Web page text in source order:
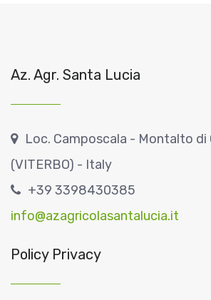
Az. Agr. Santa Lucia
Loc. Camposcala - Montalto di
(VITERBO) - Italy
+39 3398430385
info@azagricolasantalucia.it
Policy Privacy